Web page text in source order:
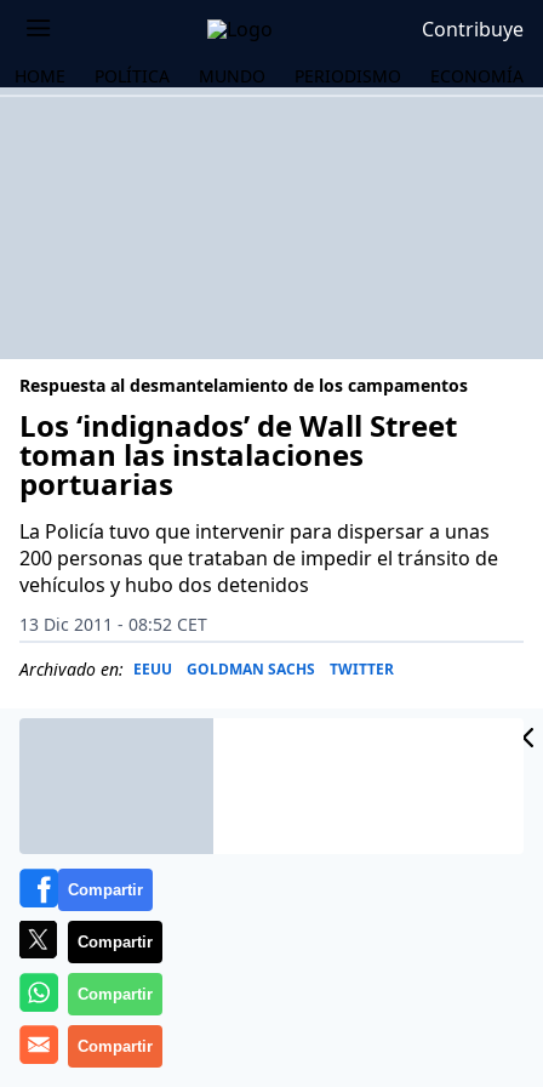
Contribuye
HOME POLÍTICA MUNDO PERIODISMO ECONOMÍA
Respuesta al desmantelamiento de los campamentos
Los ‘indignados’ de Wall Street
toman las instalaciones
portuarias
La Policía tuvo que intervenir para dispersar a unas
200 personas que trataban de impedir el tránsito de
vehículos y hubo dos detenidos
13 Dic 2011 - 08:52 CET
Archivado en: EEUU GOLDMAN SACHS TWITTER
Grupos organizados de manifestantes realizaron este
Compartir
Compartir
Compartir
Compartir